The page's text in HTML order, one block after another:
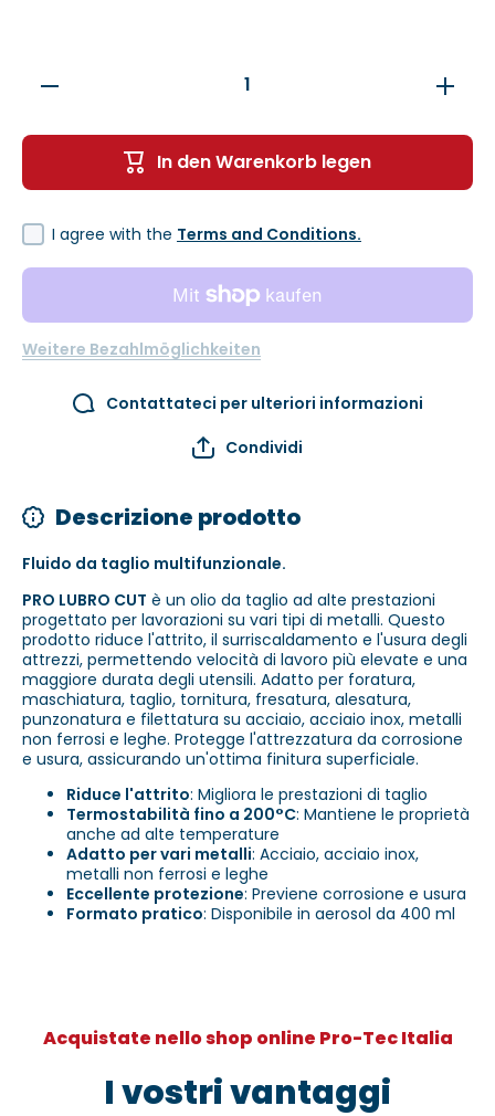
Verringere
Pro
Erhöhe
für Pro
Lubrocut
In den Warenkorb legen
I agree with the Terms and Conditions.
Weitere Bezahlmöglichkeiten
Contattateci per ulteriori informazioni
Condividi
Descrizione prodotto
Fluido da taglio multifunzionale.
PRO LUBRO CUT è un olio da taglio ad alte prestazioni
progettato per lavorazioni su vari tipi di metalli. Questo
prodotto riduce l'attrito, il surriscaldamento e l'usura degli
attrezzi, permettendo velocità di lavoro più elevate e una
maggiore durata degli utensili. Adatto per foratura,
maschiatura, taglio, tornitura, fresatura, alesatura,
punzonatura e filettatura su acciaio, acciaio inox, metalli
non ferrosi e leghe. Protegge l'attrezzatura da corrosione
e usura, assicurando un'ottima finitura superficiale.
Riduce l'attrito: Migliora le prestazioni di taglio
Termostabilità fino a 200°C: Mantiene le proprietà
anche ad alte temperature
Adatto per vari metalli: Acciaio, acciaio inox,
metalli non ferrosi e leghe
Eccellente protezione: Previene corrosione e usura
Formato pratico: Disponibile in aerosol da 400 ml
Acquistate nello shop online Pro-Tec Italia
I vostri vantaggi